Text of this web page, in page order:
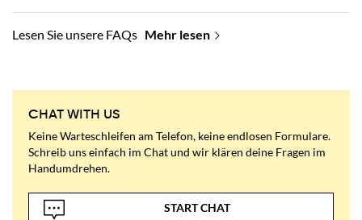
Lesen Sie unsere FAQs Mehr lesen
CHAT WITH US
Keine Warteschleifen am Telefon, keine endlosen Formulare.
Schreib uns einfach im Chat und wir klären deine Fragen im
Handumdrehen.
START CHAT